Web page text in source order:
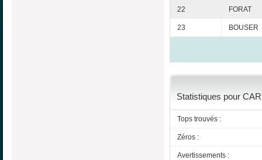
22 FORAT
23 BOUSER
Statistiques pour
Tops trouvés :
Zéros :
Avertissements :